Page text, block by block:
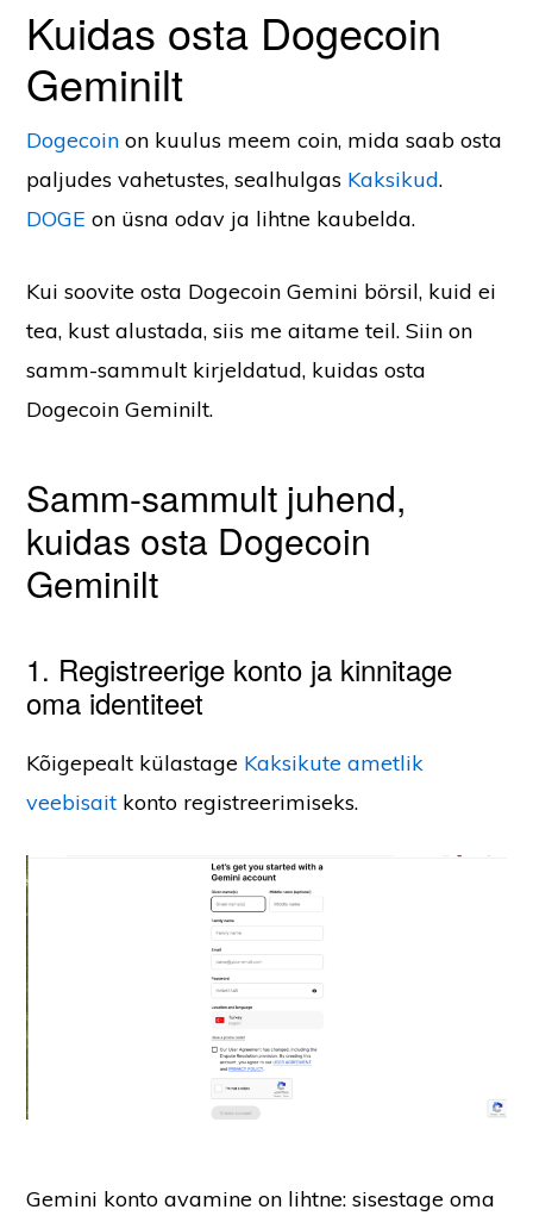
Kuidas osta Dogecoin
Geminilt
Dogecoin on kuulus meem coin, mida saab osta
paljudes vahetustes, sealhulgas Kaksikud.
DOGE on üsna odav ja lihtne kaubelda.
Kui soovite osta Dogecoin Gemini börsil, kuid ei
tea, kust alustada, siis me aitame teil. Siin on
samm-sammult kirjeldatud, kuidas osta
Dogecoin Geminilt.
Samm-sammult juhend,
kuidas osta Dogecoin
Geminilt
1. Registreerige konto ja kinnitage
oma identiteet
Kõigepealt külastage Kaksikute ametlik
veebisait konto registreerimiseks.
Gemini konto avamine on lihtne: sisestage oma